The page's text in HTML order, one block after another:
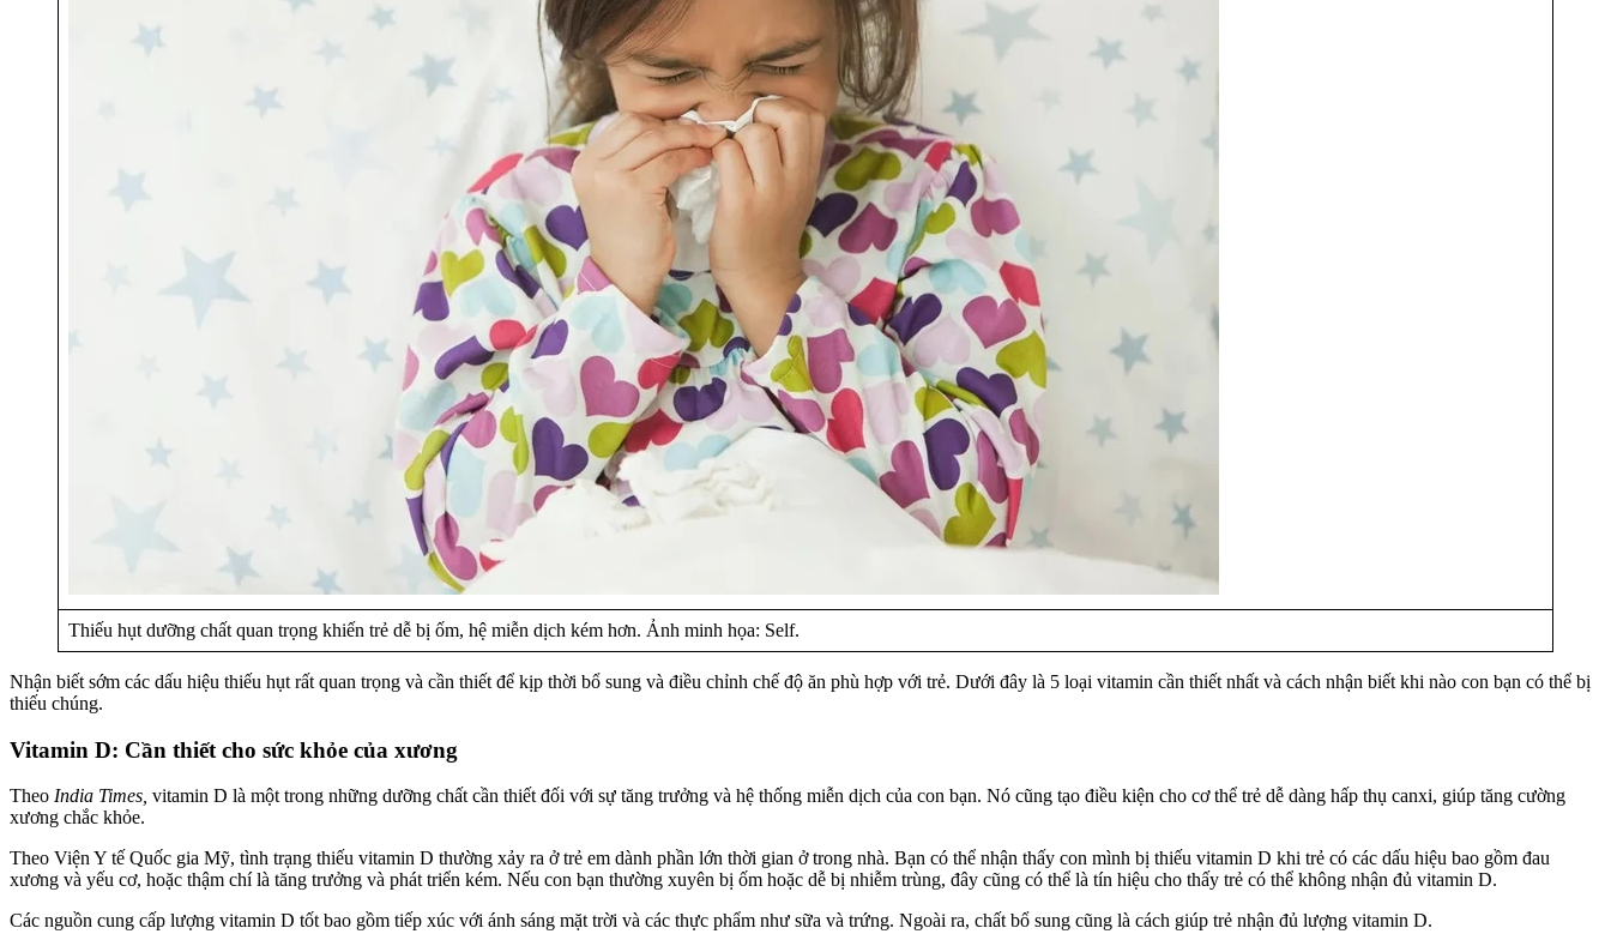
Thiếu hụt dưỡng chất quan trọng khiến trẻ dễ bị ốm, hệ miễn dịch kém hơn. Ảnh minh họa: Self.
Nhận biết sớm các dấu hiệu thiếu hụt rất quan trọng và cần thiết để kịp thời bổ sung và điều chỉnh chế độ ăn phù hợp với trẻ. Dưới đây là 5 loại vitamin cần thiết nhất và cách nhận biết khi nào con bạn có thể bị
thiếu chúng.
Vitamin D: Cần thiết cho sức khỏe của xương
Theo India Times, vitamin D là một trong những dưỡng chất cần thiết đối với sự tăng trưởng và hệ thống miễn dịch của con bạn. Nó cũng tạo điều kiện cho cơ thể trẻ dễ dàng hấp thụ canxi, giúp tăng cường
xương chắc khỏe.
Theo Viện Y tế Quốc gia Mỹ, tình trạng thiếu vitamin D thường xảy ra ở trẻ em dành phần lớn thời gian ở trong nhà. Bạn có thể nhận thấy con mình bị thiếu vitamin D khi trẻ có các dấu hiệu bao gồm đau
xương và yếu cơ, hoặc thậm chí là tăng trưởng và phát triển kém. Nếu con bạn thường xuyên bị ốm hoặc dễ bị nhiễm trùng, đây cũng có thể là tín hiệu cho thấy trẻ có thể không nhận đủ vitamin D.
Các nguồn cung cấp lượng vitamin D tốt bao gồm tiếp xúc với ánh sáng mặt trời và các thực phẩm như sữa và trứng. Ngoài ra, chất bổ sung cũng là cách giúp trẻ nhận đủ lượng vitamin D.